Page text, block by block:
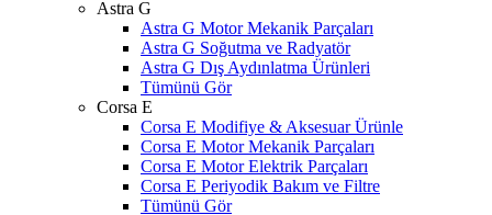
Astra G
Astra G Motor Mekanik Parçaları
Astra G Soğutma ve Radyatör
Astra G Dış Aydınlatma Ürünleri
Tümünü Gör
Corsa E
Corsa E Modifiye & Aksesuar Ürünle
Corsa E Motor Mekanik Parçaları
Corsa E Motor Elektrik Parçaları
Corsa E Periyodik Bakım ve Filtre
Tümünü Gör